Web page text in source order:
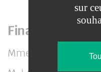
Finances :
Mme MAURY
sur